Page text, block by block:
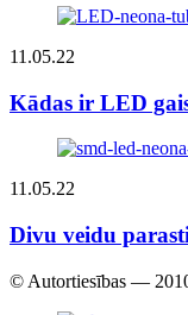
11.05.22
Kādas ir LED
11.05.22
Divu veidu
© Autortiesības —